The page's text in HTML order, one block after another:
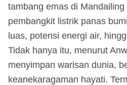
tambang emas di
pembangkit listrik panas
luas, potensi energi air,
Tidak hanya itu, menurut
menyimpan warisan dunia,
keanekaragaman hayati.